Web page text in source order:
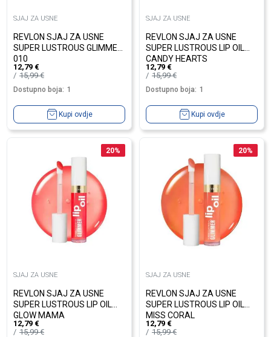
SJAJ ZA USNE
REVLON SJAJ ZA USNE
SUPER LUSTROUS GLIMMER
010
12,79 €
15,99€
Dostupno boja: 1
Kupi ovdje
SJAJ ZA USNE
REVLON SJAJ ZA USNE
SUPER LUSTROUS LIP OIL
CANDY HEARTS
12,79 €
15,99€
Dostupno boja: 1
Kupi ovdje
20%
SJAJ ZA USNE
REVLON SJAJ ZA USNE
SUPER LUSTROUS LIP OIL
GLOW MAMA
12,79 €
15,99€
20%
SJAJ ZA USNE
REVLON SJAJ ZA USNE
SUPER LUSTROUS LIP OIL
MISS CORAL
12,79 €
15,99€